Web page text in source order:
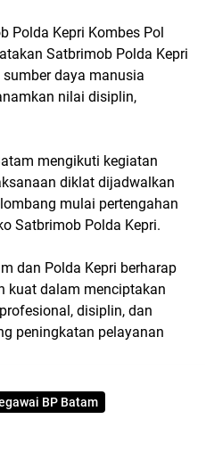
Polda Kepri Kombes Pol
Satbrimob Polda Kepri
daya manusia
nilai disiplin,
mengikuti kegiatan
diklat dijadwalkan
mulai pertengahan
Satbrimob Polda Kepri.
dan Polda Kepri berharap
kuat dalam menciptakan
disiplin, dan
peningkatan pelayanan
BP Batam